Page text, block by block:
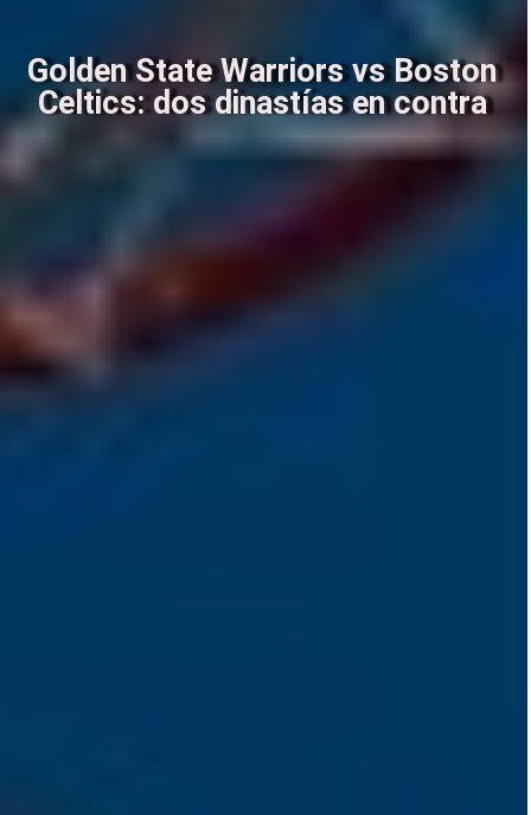
Golden State Warriors vs Boston
Celtics: dos dinastías en contra